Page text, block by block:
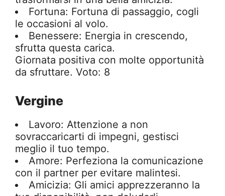
Fortuna: Fortuna di passaggio, cogli
le occasioni al volo.
Benessere: Energia in crescendo,
sfrutta questa carica.
Giornata positiva con molte opportunità
da sfruttare. Voto: 8
Vergine
Lavoro: Attenzione a non
sovraccaricarti di impegni, gestisci
meglio il tuo tempo.
Amore: Perfeziona la comunicazione
con il partner per evitare malintesi.
Amicizia: Gli amici apprezzeranno la